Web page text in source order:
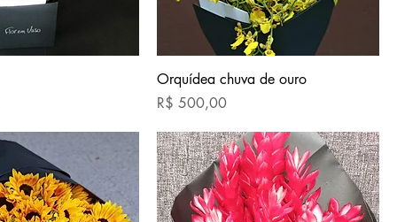
Orquídea chuva de ouro
Preço
R$ 500,00